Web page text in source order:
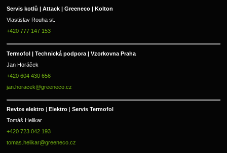
Servis kotlů | Attack | Greeneco | Kolton
Vlastislav Rouha st.
+420 777 147 153
Termofol | Technická podpora | Vzorkovna Praha
Jan Horáček
+420 604 430 656
jan.horacek@greeneco.cz
Revize elektro Elektro
Servis Termofol
Tomáš Helikar
+420 723 042 193
tomas.helikar@greeneco.cz